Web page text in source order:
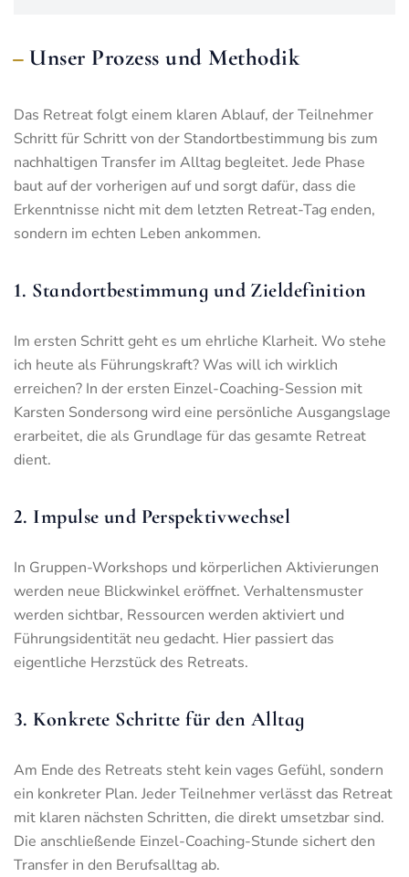
Unser Prozess und Methodik
Das Retreat folgt einem klaren Ablauf, der Teilnehmer
Schritt für Schritt von der Standortbestimmung bis zum
nachhaltigen Transfer im Alltag begleitet. Jede Phase
baut auf der vorherigen auf und sorgt dafür, dass die
Erkenntnisse nicht mit dem letzten Retreat-Tag enden,
sondern im echten Leben ankommen.
1. Standortbestimmung und Zieldefinition
Im ersten Schritt geht es um ehrliche Klarheit. Wo stehe
ich heute als Führungskraft? Was will ich wirklich
erreichen? In der ersten Einzel-Coaching-Session mit
Karsten Sondersong wird eine persönliche Ausgangslage
erarbeitet, die als Grundlage für das gesamte Retreat
dient.
2. Impulse und Perspektivwechsel
In Gruppen-Workshops und körperlichen Aktivierungen
werden neue Blickwinkel eröffnet. Verhaltensmuster
werden sichtbar, Ressourcen werden aktiviert und
Führungsidentität neu gedacht. Hier passiert das
eigentliche Herzstück des Retreats.
3. Konkrete Schritte für den Alltag
Am Ende des Retreats steht kein vages Gefühl, sondern
ein konkreter Plan. Jeder Teilnehmer verlässt das Retreat
mit klaren nächsten Schritten, die direkt umsetzbar sind.
Die anschließende Einzel-Coaching-Stunde sichert den
Transfer in den Berufsalltag ab.